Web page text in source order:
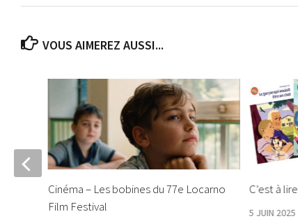
VOUS AIMEREZ AUSSI...
C’est à lire
5 JUIN 2025
Cinéma – Les bobines du 77e Locarno
Film Festival